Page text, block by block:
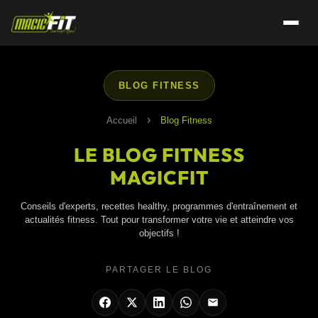
BLOG FITNESS
Accueil › Blog Fitness
LE BLOG FITNESS
MAGICFIT
Conseils d'experts, recettes healthy, programmes d'entraînement et
actualités fitness. Tout pour transformer votre vie et atteindre vos
objectifs !
PARTAGER LE BLOG